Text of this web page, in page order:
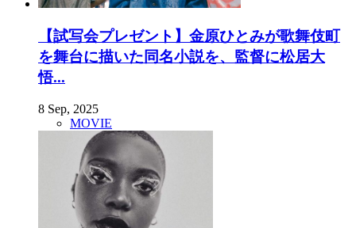
【試写会プレゼント】金原ひとみが歌舞伎町
を舞台に描いた同名小説を、監督に松居大
悟...
8 Sep, 2025
MOVIE